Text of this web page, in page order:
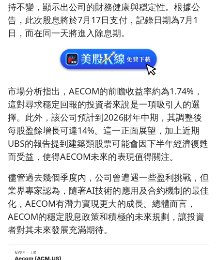
持不變，顯示出公司的財務健康與穩定性。根據公
告，此次股息將於7月17日支付，記錄日期為7月1
日，而在同一天將進入除息期。
市場分析指出，AECOM的前瞻收益率約為1.74%，
這對尋求穩定回報的投資者來說是一項吸引人的選
擇。此外，該公司預計到2026財年中期，其調整後
每股盈餘增長可達14%。這一正面展望，加上近期
UBS的報告提到建築類股票可能會因下半年經濟復甦
而受益，使得AECOM未來的表現值得關注。
儘管過去幾個季度內，公司曾遭遇一些盈利挑戰，但
業界專家認為，隨著AI技術的應用及合約機制的最佳
化，AECOM有潛力實現更大的成長。總體而言，
AECOM的穩定股息政策和積極的未來規劃，讓投資
者對其未來發展充滿期待。